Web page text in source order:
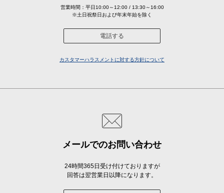
営業時間：平日10:00～12:00 / 13:30～16:00
※土日祝祭日および年末年始を除く
電話する
カスタマーハラスメントに対する方針について
メールでのお問い合わせ
24時間365日受け付けておりますが
回答は翌営業日以降になります。